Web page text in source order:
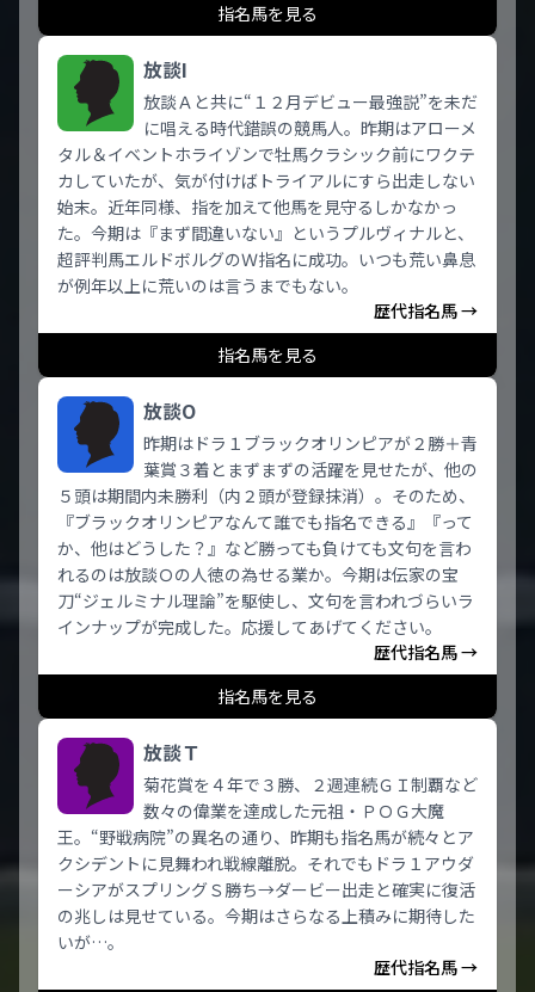
指名馬を見る
放談I
放談Ａと共に“１２月デビュー最強説”を未だ
に唱える時代錯誤の競馬人。昨期はアローメ
タル＆イベントホライゾンで牡馬クラシック前にワクテ
カしていたが、気が付けばトライアルにすら出走しない
始末。近年同様、指を加えて他馬を見守るしかなかっ
た。今期は『まず間違いない』というプルヴィナルと、
超評判馬エルドボルグのＷ指名に成功。いつも荒い鼻息
が例年以上に荒いのは言うまでもない。
歴代指名馬 →
指名馬を見る
放談O
昨期はドラ１ブラックオリンピアが２勝＋青
葉賞３着とまずまずの活躍を見せたが、他の
５頭は期間内未勝利（内２頭が登録抹消）。そのため、
『ブラックオリンピアなんて誰でも指名できる』『って
か、他はどうした？』など勝っても負けても文句を言わ
れるのは放談Ｏの人徳の為せる業か。今期は伝家の宝
刀“ジェルミナル理論”を駆使し、文句を言われづらいラ
インナップが完成した。応援してあげてください。
歴代指名馬 →
指名馬を見る
放談Ｔ
菊花賞を４年で３勝、２週連続ＧＩ制覇など
数々の偉業を達成した元祖・ＰＯＧ大魔
王。“野戦病院”の異名の通り、昨期も指名馬が続々とア
クシデントに見舞われ戦線離脱。それでもドラ１アウダ
ーシアがスプリングＳ勝ち→ダービー出走と確実に復活
の兆しは見せている。今期はさらなる上積みに期待した
いが…。
歴代指名馬 →